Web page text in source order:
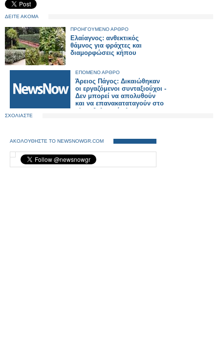
ΔΕΙΤΕ ΑΚΟΜΑ
ΠΡΟΗΓΟΥΜΕΝΟ ΑΡΘΡΟ
Ελαίαγνος: ανθεκτικός
θάμνος για φράχτες και
διαμορφώσεις κήπου
ΕΠΟΜΕΝΟ ΑΡΘΡΟ
Άρειος Πάγος: Δικαιώθηκαν
οι εργαζόμενοι συνταξιούχοι -
Δεν μπορεί να απολυθούν
και να επανακαταταγούν στο
α' μισθολογικό κλιμάκιο
ΣΧΟΛΙΑΣΤΕ
ΑΚΟΛΟΥΘΗΣΤΕ ΤΟ NEWSNOWGR.COM